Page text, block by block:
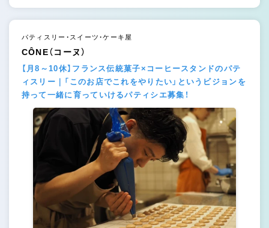
パティスリー・スイーツ・ケーキ屋
CÔNE（コーヌ）
【月8～10休】フランス伝統菓子×コーヒースタンドのパテ
ィスリー｜「このお店でこれをやりたい」というビジョンを
持って一緒に育っていけるパティシエ募集！